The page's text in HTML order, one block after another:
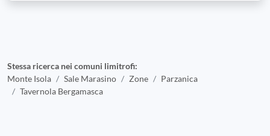
Stessa ricerca nei comuni limitrofi:
Monte Isola
Sale Marasino Zone
Parzanica
Tavernola Bergamasca